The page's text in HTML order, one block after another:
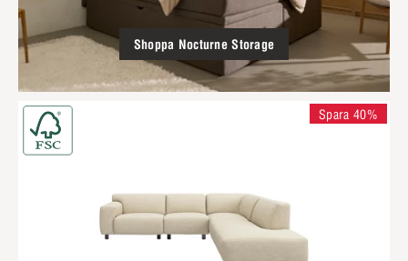
Shoppa Nocturne Storage
Spara 40%